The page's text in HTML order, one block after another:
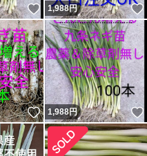
いいね！
1,988円
いいね！
1,988円